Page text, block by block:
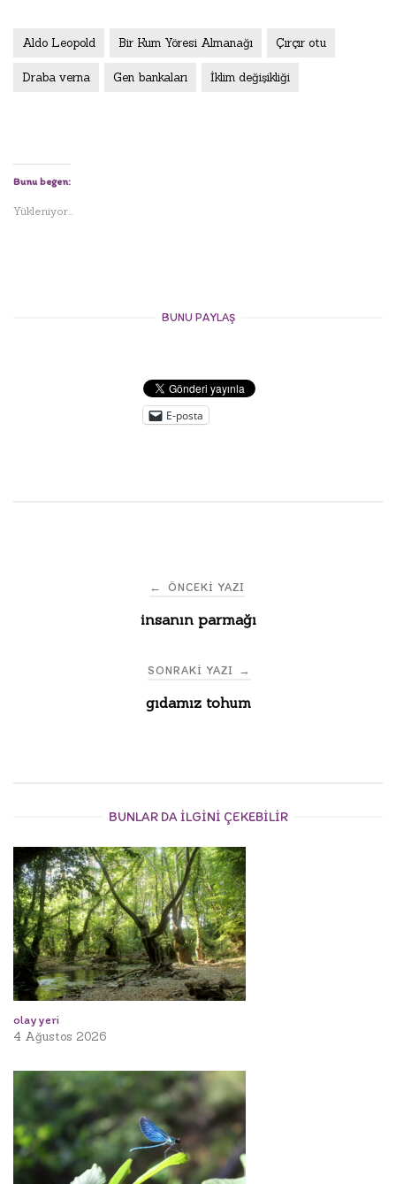
Aldo Leopold Bir Kum Yöresi Almanağı Çırçır otu
Draba verna Gen bankaları İklim değişikliği
Bunu beğen:
Yükleniyor...
BUNU PAYLAŞ
E-posta
← ÖNCEKI YAZI
insanın parmağı
SONRAKI YAZI →
gıdamız tohum
BUNLAR DA ILGINI ÇEKEBILIR
olay yeri
4 Ağustos 2026